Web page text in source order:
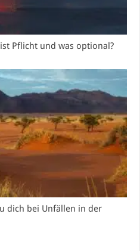
Pflicht und was optional?
dich bei Unfällen in der